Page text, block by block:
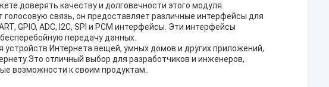
доверять качеству и долговечности этого модуля.
связь, он предоставляет различные интерфейсы для
GPIO, ADC, I2C, SPI и PCM интерфейсы. Эти интерфейсы
передачу данных.
Интернета вещей, умных домов и других приложений,
отличный выбор для разработчиков и инженеров,
возможности к своим продуктам..